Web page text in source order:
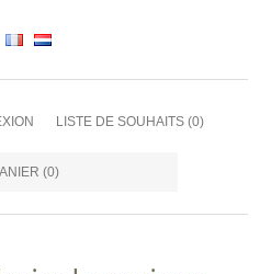
LISTE DE SOUHAITS (0)
(0)